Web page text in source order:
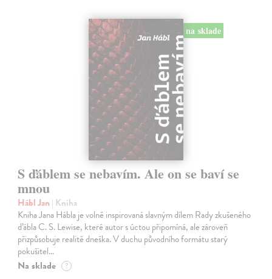
na sklade
S ďáblem se nebavím. Ale on se baví se
mnou
Hábl Jan | Kniha
Kniha Jana Hábla je volně inspirovaná slavným dílem Rady zkušeného
ďábla C. S. Lewise, které autor s úctou připomíná, ale zároveň
přizpůsobuje realitě dneška. V duchu původního formátu starý
pokušitel…
Na sklade ?